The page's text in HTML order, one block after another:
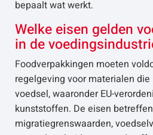
bepaalt wat werkt.
Welke eisen gelden
in de
Foodverpakkingen moeten
regelgeving voor materialen
voedsel, waaronder EU-
kunststoffen. De eisen betreffen
migratiegrenswaarden,